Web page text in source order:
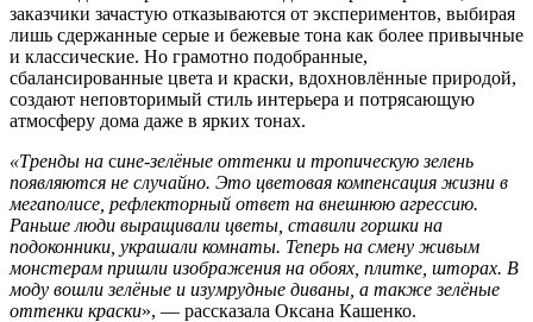
заказчики зачастую отказываются от экспериментов, выбирая
лишь сдержанные серые и бежевые тона как более привычные
и классические. Но грамотно подобранные,
сбалансированные цвета и краски, вдохновлённые природой,
создают неповторимый стиль интерьера и потрясающую
атмосферу дома даже в ярких тонах.
«Тренды на сине-зелёные оттенки и тропическую зелень
появляются не случайно. Это цветовая компенсация жизни в
мегаполисе, рефлекторный ответ на внешнюю агрессию.
Раньше люди выращивали цветы, ставили горшки на
подоконники, украшали комнаты. Теперь на смену живым
монстерам пришли изображения на обоях, плитке, шторах. В
моду вошли зелёные и изумрудные диваны, а также зелёные
оттенки краски», — рассказала Оксана Кашенко.